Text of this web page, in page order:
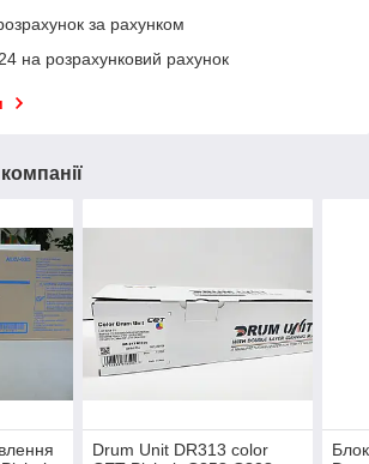
за рахунком
на розрахунковий рахунок
Drum Unit DR313 color